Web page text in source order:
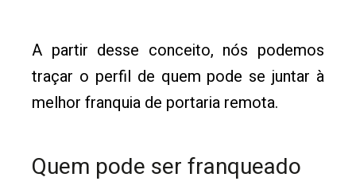
A partir desse conceito, nós podemos
traçar o perfil de quem pode se juntar à
melhor franquia de portaria remota.
Quem pode ser franqueado